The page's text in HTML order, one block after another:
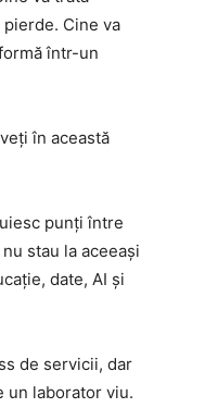
Cine va
într-un
în această
punți între
stau la aceeași
date, AI și
de servicii, dar
un laborator viu.